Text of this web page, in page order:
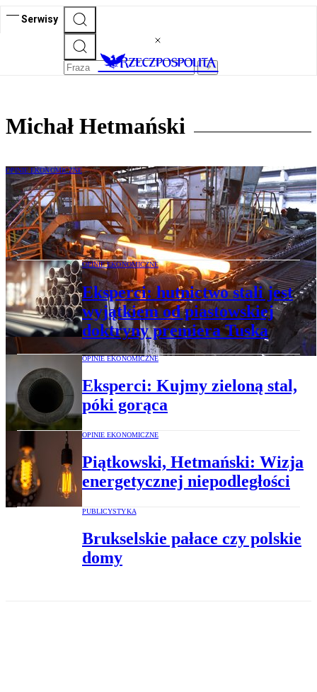
Serwisy
Michał Hetmański
OPINIE EKONOMICZNE
Michał Hetmański, Kamil Laskowski:
Hutnictwo to wyjątek od piastowskiej
doktryny Tuska
OPINIE EKONOMICZNE
Eksperci: hutnictwo stali jest
wyjątkiem od piastowskiej
doktryny premiera Tuska
OPINIE EKONOMICZNE
Eksperci: Kujmy zieloną stal,
póki gorąca
OPINIE EKONOMICZNE
Piątkowski, Hetmański: Wizja
energetycznej niepodległości
PUBLICYSTYKA
Brukselskie pałace czy polskie
domy